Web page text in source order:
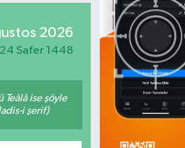
2026
24 Safer 1448
ise şöyle
i şerif)